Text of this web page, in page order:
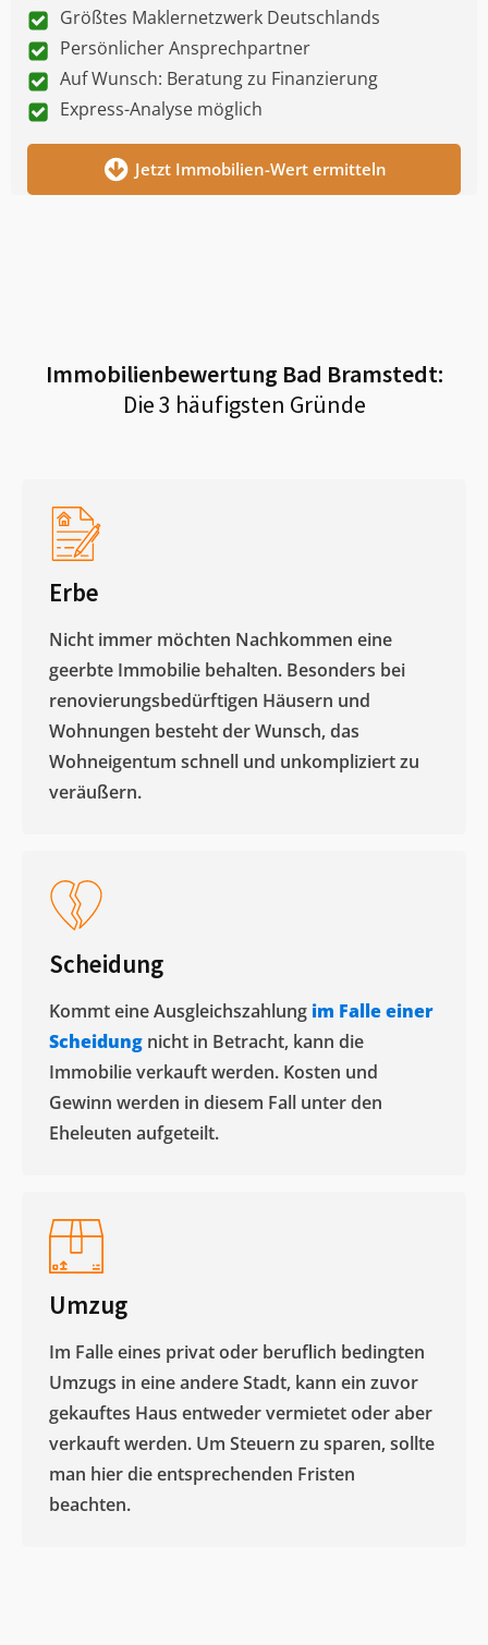
Größtes Maklernetzwerk Deutschlands
Persönlicher Ansprechpartner
Auf Wunsch: Beratung zu Finanzierung
Express-Analyse möglich
Jetzt Immobilien-Wert ermitteln
Immobilienbewertung Bad Bramstedt:
Die 3 häufigsten Gründe
Erbe
Nicht immer möchten Nachkommen eine
geerbte Immobilie behalten. Besonders bei
renovierungsbedürftigen Häusern und
Wohnungen besteht der Wunsch, das
Wohneigentum schnell und unkompliziert zu
veräußern. ​
Scheidung
Kommt eine Ausgleichszahlung im Falle einer
Scheidung nicht in Betracht, kann die
Immobilie verkauft werden. Kosten und
Gewinn werden in diesem Fall unter den
Eheleuten aufgeteilt.​
Umzug
Im Falle eines privat oder beruflich bedingten
Umzugs in eine andere Stadt, kann ein zuvor
gekauftes Haus entweder vermietet oder aber
verkauft werden. Um Steuern zu sparen, sollte
man hier die entsprechenden Fristen
beachten.